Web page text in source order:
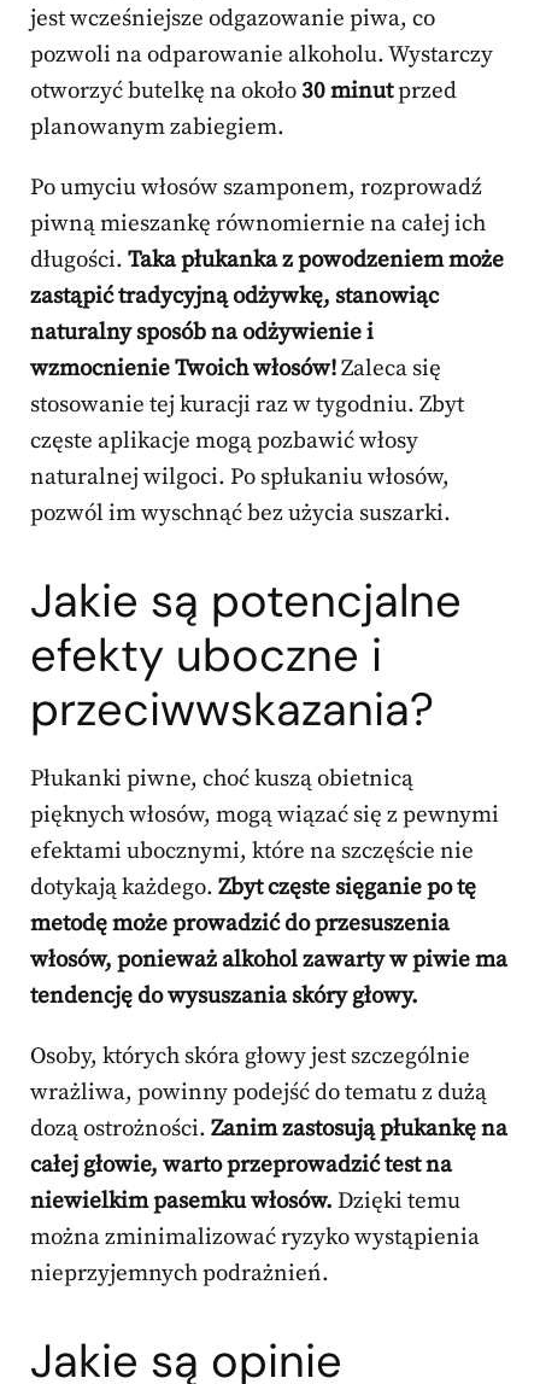
jest wcześniejsze odgazowanie piwa, co
pozwoli na odparowanie alkoholu. Wystarczy
otworzyć butelkę na około 30 minutprzed
planowanym zabiegiem.
Po umyciu włosów szamponem, rozprowadź
piwną mieszankę równomiernie na całej ich
długości. Taka płukanka z powodzeniem może
zastąpić tradycyjną odżywkę, stanowiąc
naturalny sposób na odżywienie i
wzmocnienie Twoich włosów!Zaleca się
stosowanie tej kuracji raz w tygodniu. Zbyt
częste aplikacje mogą pozbawić włosy
naturalnej wilgoci. Po spłukaniu włosów,
pozwól im wyschnąć bez użycia suszarki.
Jakie są potencjalne
efekty uboczne i
przeciwwskazania?
Płukanki piwne, choć kuszą obietnicą
pięknych włosów, mogą wiązać się z pewnymi
efektami ubocznymi, które na szczęście nie
dotykają każdego. Zbyt częste sięganie po tę
metodę może prowadzić do przesuszenia
włosów, ponieważ alkohol zawarty w piwie ma
tendencję do wysuszania skóry głowy.
Osoby, których skóra głowy jest szczególnie
wrażliwa, powinny podejść do tematu z dużą
dozą ostrożności. Zanim zastosują płukankę na
całej głowie, warto przeprowadzić test na
niewielkim pasemku włosów. Dzięki temu
można zminimalizować ryzyko wystąpienia
nieprzyjemnych podrażnień.
Jakie są opinie